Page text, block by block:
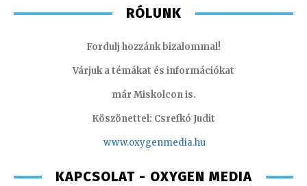
RÓLUNK
Fordulj hozzánk bizalommal!
Várjuk a témákat és információkat
már Miskolcon is.
Köszönettel: Csrefkó Judit
www.oxygenmedia.hu
KAPCSOLAT - OXYGEN MEDIA